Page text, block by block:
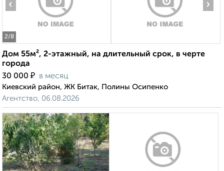
2/8
‹ ›
Дом 55м², 2-этажный, на длительный срок, в черте
города
30 000 ₽ в месяц
Киевский район, ЖК Битак, Полины Осипенко
Агентство, 06.08.2026